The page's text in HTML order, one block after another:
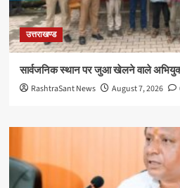
उत्तराखण्ड
सार्वजनिक स्थान पर जुआ खेलने वाले
RashtraSant News August 7, 2026